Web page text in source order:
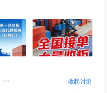
收起讨论